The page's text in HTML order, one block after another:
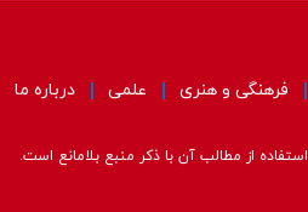
فرهنگی و هنری علمی درباره ما
از مطالب آن با ذکر منبع بلامانع است.